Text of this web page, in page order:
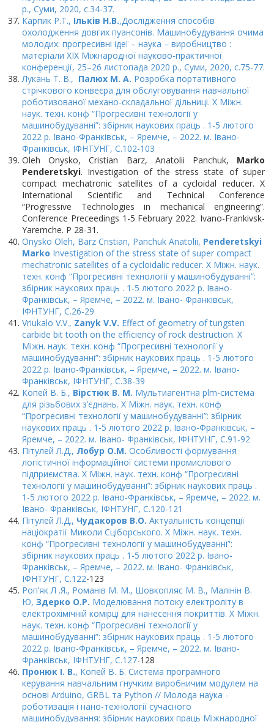
р., Суми, 2020, с.34-37.
Карпик Р.Т., Ільків Н.В.,Дослідження способів
охолодження довгих пуансонів. Машинобудування очима
молодих: прогресивні ідеї – наука – виробництво :
матеріали XIX Міжнародної науково-практичної
конференції, 25–26 листопада 2020 р., Суми, 2020, с.75-77.
Лукань Т. В., Палюх М. А. Розробка портативного
стрічкового конвеєра для обслуговування навчальної
роботизованої механо-складальної дільниці. Х Міжн.
наук. техн. конф “Прогресивні технології у
машинобудуванні”: збірник наукових праць . 1-5 лютого
2022 р. Івано-Франківськ, – Яремче, – 2022. м. Івано-
Франківськ, ІФНТУНГ, C.102-103
Oleh Onysko, Cristian Barz, Anatolii Panchuk, Marko
Penderetskyi. Investigation of the stress state of super
compact mechatronic satellites of a cycloidal reducer. X
International Scientific and Technical Conference
“Progressive Technologies in mechanical engineering”.
Conference Preceedings 1-5 February 2022. Ivano-Frankivsk-
Yaremche. P 28-31.
Onysko Oleh, Barz Cristian, Panchuk Anatolii, Penderetskyi
Marko Investigation of the stress state of super compact
mechatronic satellites of a cycloidalic reducer. Х Міжн. наук.
техн. конф “Прогресивні технології у машинобудуванні”:
збірник наукових праць . 1-5 лютого 2022 р. Івано-
Франківськ, – Яремче, – 2022. м. Івано- Франківськ,
ІФНТУНГ, C.26-29
Vriukalo V.V., Zanyk V.V. Effect of geometry of tungsten
carbide bit tooth on the efficiency of rock destruction. Х
Міжн. наук. техн. конф “Прогресивні технології у
машинобудуванні”: збірник наукових праць . 1-5 лютого
2022 р. Івано-Франківськ, – Яремче, – 2022. м. Івано-
Франківськ, ІФНТУНГ, C.38-39
Копей В. Б., Вірстюк В. М. Мультиагентна plm-система
для різьбових з’єднань. Х Міжн. наук. техн. конф
“Прогресивні технології у машинобудуванні”: збірник
наукових праць . 1-5 лютого 2022 р. Івано-Франківськ, –
Яремче, – 2022. м. Івано- Франківськ, ІФНТУНГ, C.91-92
Пітулей Л.Д., Лобур О.М. Особливості формування
логістичної інформаційної системи промислового
підприємства. Х Міжн. наук. техн. конф “Прогресивні
технології у машинобудуванні”: збірник наукових праць .
1-5 лютого 2022 р. Івано-Франківськ, – Яремче, – 2022. м.
Івано- Франківськ, ІФНТУНГ, C.120-121
Пітулей Л.Д., Чудакоров В.О. Актуальність концепції
націократії Миколи Сціборського. Х Міжн. наук. техн.
конф “Прогресивні технології у машинобудуванні”:
збірник наукових праць . 1-5 лютого 2022 р. Івано-
Франківськ, – Яремче, – 2022. м. Івано- Франківськ,
ІФНТУНГ, C.122-123
Роп’як Л .Я., Романів М. М., Шовкопляс М. В., Малінін В.
Ю, Здерко О.Р. Моделювання потоку електроліту в
електрохімічній комірці для нанесення покриттів. Х Міжн.
наук. техн. конф “Прогресивні технології у
машинобудуванні”: збірник наукових праць . 1-5 лютого
2022 р. Івано-Франківськ, – Яремче, – 2022. м. Івано-
Франківськ, ІФНТУНГ, C.127-128
Пронюк І. В., Копей В. Б. Система програмного
керування навчальним гнучким виробничим модулем на
основі Arduino, GRBL та Python // Молода наука -
роботизація і нано-технології сучасного
машинобудування: збірник наукових праць Міжнародної